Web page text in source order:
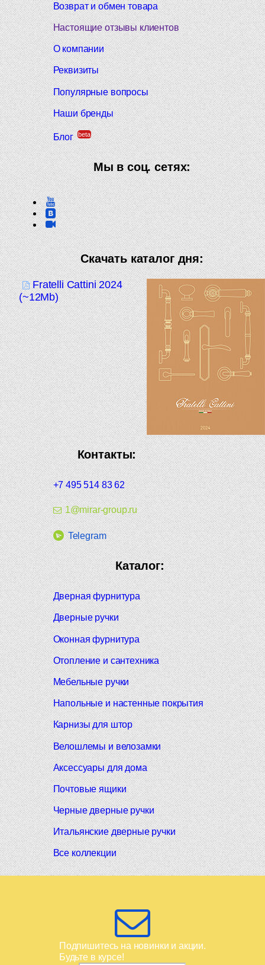
Возврат и обмен товара
Настоящие отзывы клиентов
О компании
Реквизиты
Популярные вопросы
Наши бренды
Блог beta
Мы в соц. сетях:
Скачать каталог дня:
Fratelli Cattini 2024
(~12Mb)
Контакты:
+7 495 514 83 62
1@mirar-group.ru
Telegram
Каталог:
Дверная фурнитура
Дверные ручки
Оконная фурнитура
Отопление и сантехника
Мебельные ручки
Напольные и настенные покрытия
Карнизы для штор
Велошлемы и велозамки
Аксессуары для дома
Почтовые ящики
Черные дверные ручки
Итальянские дверные ручки
Все коллекции
Подпишитесь на новинки и акции.
Будьте в курсе!